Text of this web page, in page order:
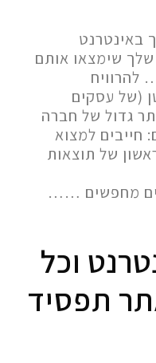
באינטרנט
שלך שימצאו אותם
(של עסקים
גדול של חברה
חייבים למצוא
של תוצאות
מחפשים ……
וכל
תפסיד